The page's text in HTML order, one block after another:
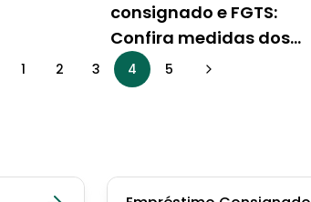
consignado e FGTS:
Confira medidas dos
bancos para ajudar
vítimas no RS
1 2 3 4 5